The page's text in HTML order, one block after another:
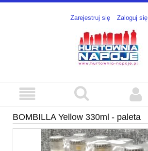
Zarejestruj się Zaloguj się
BOMBILLA Yellow 330ml - paleta